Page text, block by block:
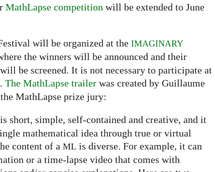
MathLapse competition will be extended to June
will be organized at the IMAGINARY
the winners will be announced and their
be screened. It is not necessary to participate at
The MathLapse trailer was created by Guillaume
MathLapse prize jury:
short, simple, self-contained and creative, and it
mathematical idea through true or virtual
content of a ML is diverse. For example, it can
or a time-lapse video that comes with